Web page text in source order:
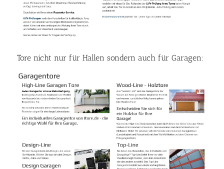
Tore nicht nur für Hallen sondern auch für Garagen: